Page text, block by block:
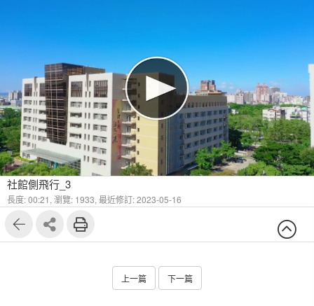
社館側飛行_3
長度: 00:21, 瀏覽: 1933, 最近修訂: 2023-05-16
上一篇 下一篇